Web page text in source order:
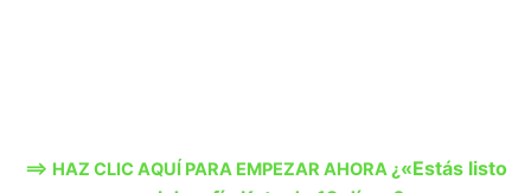
==> HAZ CLIC AQUÍ PARA EMPEZAR AHORA ¿«Estás listo